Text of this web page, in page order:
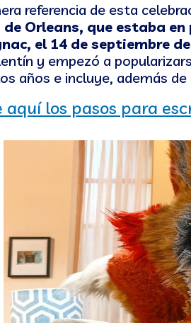
referencia de esta
de Orleans, que estaba
el 14 de septiembre
y empezó a
años e incluye, además
los pasos para